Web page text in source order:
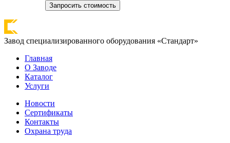
Запросить стоимость
Завод специализированного оборудования «Стандарт»
Главная
О Заводе
Каталог
Услуги
Новости
Сертификаты
Контакты
Охрана труда